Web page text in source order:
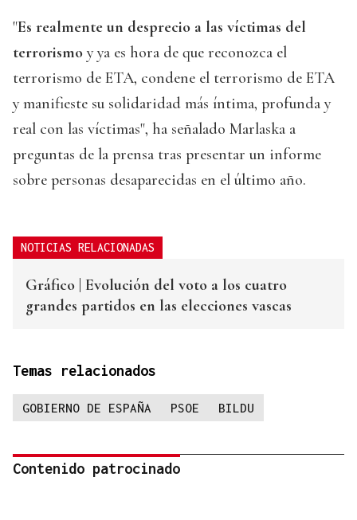
"Es realmente un desprecio a las víctimas del
terrorismo y ya es hora de que reconozca el
terrorismo de ETA, condene el terrorismo de ETA
y manifieste su solidaridad más íntima, profunda y
real con las víctimas", ha señalado Marlaska a
preguntas de la prensa tras presentar un informe
sobre personas desaparecidas en el último año.
NOTICIAS RELACIONADAS
Gráfico | Evolución del voto a los cuatro
grandes partidos en las elecciones vascas
Temas relacionados
GOBIERNO DE ESPAÑA PSOE BILDU
Contenido patrocinado